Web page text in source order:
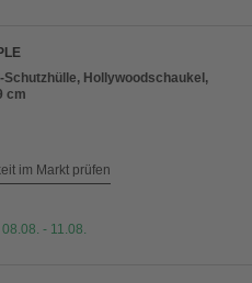
Schutzhülle, Hollywoodschaukel,
cm
im Markt prüfen
- 11.08.